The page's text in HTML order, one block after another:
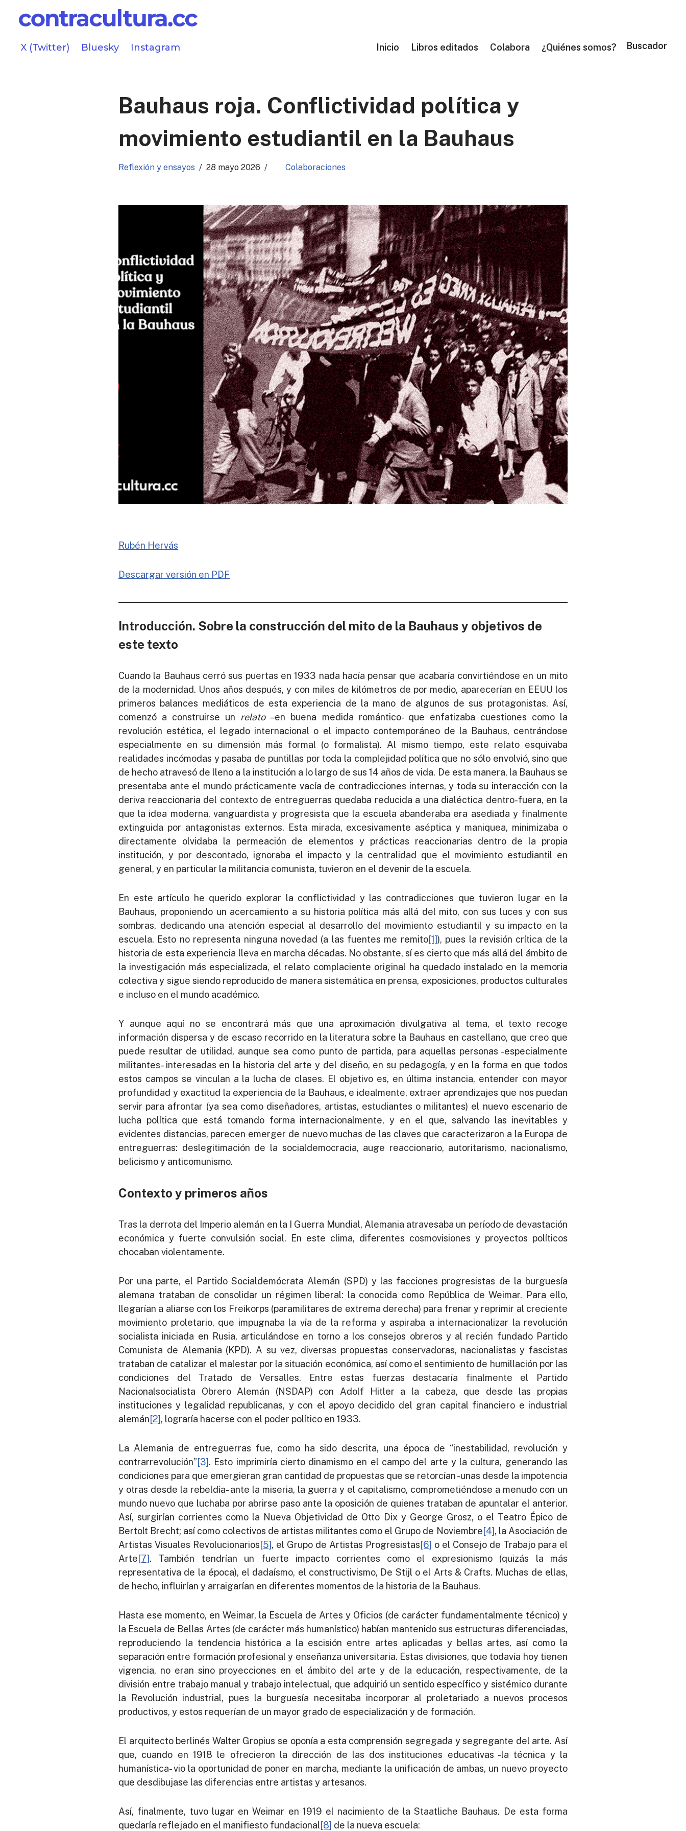
Saltar
contenido
X (Twitter) Bluesky Instagram Inicio Libros editados Colabora ¿Quiénes somos? Buscador
Bauhaus roja. Conflictividad política y
movimiento estudiantil en la Bauhaus
Reflexión y ensayos 28 mayo 2026 Colaboraciones
Rubén Hervás
Descargar versión en PDF
Introducción. Sobre la construcción del mito de la Bauhaus y objetivos de
este texto
Cuando la Bauhaus cerró sus puertas en 1933 nada hacía pensar que acabaría convirtiéndose en un mito
de la modernidad. Unos años después, y con miles de kilómetros de por medio, aparecerían en EEUU los
primeros balances mediáticos de esta experiencia de la mano de algunos de sus protagonistas. Así,
comenzó a construirse un relato –en buena medida romántico- que enfatizaba cuestiones como la
revolución estética, el legado internacional o el impacto contemporáneo de la Bauhaus, centrándose
especialmente en su dimensión más formal (o formalista). Al mismo tiempo, este relato esquivaba
realidades incómodas y pasaba de puntillas por toda la complejidad política que no sólo envolvió, sino que
de hecho atravesó de lleno a la institución a lo largo de sus 14 años de vida. De esta manera, la Bauhaus se
presentaba ante el mundo prácticamente vacía de contradicciones internas, y toda su interacción con la
deriva reaccionaria del contexto de entreguerras quedaba reducida a una dialéctica dentro-fuera, en la
que la idea moderna, vanguardista y progresista que la escuela abanderaba era asediada y finalmente
extinguida por antagonistas externos. Esta mirada, excesivamente aséptica y maniquea, minimizaba o
directamente olvidaba la permeación de elementos y prácticas reaccionarias dentro de la propia
institución, y por descontado, ignoraba el impacto y la centralidad que el movimiento estudiantil en
general, y en particular la militancia comunista, tuvieron en el devenir de la escuela.
En este artículo he querido explorar la conflictividad y las contradicciones que tuvieron lugar en la
Bauhaus, proponiendo un acercamiento a su historia política más allá del mito, con sus luces y con sus
sombras, dedicando una atención especial al desarrollo del movimiento estudiantil y su impacto en la
escuela. Esto no representa ninguna novedad (a las fuentes me remito[1]), pues la revisión crítica de la
historia de esta experiencia lleva en marcha décadas. No obstante, sí es cierto que más allá del ámbito de
la investigación más especializada, el relato complaciente original ha quedado instalado en la memoria
colectiva y sigue siendo reproducido de manera sistemática en prensa, exposiciones, productos culturales
e incluso en el mundo académico.
Y aunque aquí no se encontrará más que una aproximación divulgativa al tema, el texto recoge
información dispersa y de escaso recorrido en la literatura sobre la Bauhaus en castellano, que creo que
puede resultar de utilidad, aunque sea como punto de partida, para aquellas personas -especialmente
militantes- interesadas en la historia del arte y del diseño, en su pedagogía, y en la forma en que todos
estos campos se vinculan a la lucha de clases. El objetivo es, en última instancia, entender con mayor
profundidad y exactitud la experiencia de la Bauhaus, e idealmente, extraer aprendizajes que nos puedan
servir para afrontar (ya sea como diseñadores, artistas, estudiantes o militantes) el nuevo escenario de
lucha política que está tomando forma internacionalmente, y en el que, salvando las inevitables y
evidentes distancias, parecen emerger de nuevo muchas de las claves que caracterizaron a la Europa de
entreguerras: deslegitimación de la socialdemocracia, auge reaccionario, autoritarismo, nacionalismo,
belicismo y anticomunismo.
Contexto y primeros años
Tras la derrota del Imperio alemán en la I Guerra Mundial, Alemania atravesaba un período de devastación
económica y fuerte convulsión social. En este clima, diferentes cosmovisiones y proyectos políticos
chocaban violentamente.
Por una parte, el Partido Socialdemócrata Alemán (SPD) y las facciones progresistas de la burguesía
alemana trataban de consolidar un régimen liberal: la conocida como República de Weimar. Para ello,
llegarían a aliarse con los Freikorps (paramilitares de extrema derecha) para frenar y reprimir al creciente
movimiento proletario, que impugnaba la vía de la reforma y aspiraba a internacionalizar la revolución
socialista iniciada en Rusia, articulándose en torno a los consejos obreros y al recién fundado Partido
Comunista de Alemania (KPD). A su vez, diversas propuestas conservadoras, nacionalistas y fascistas
trataban de catalizar el malestar por la situación económica, así como el sentimiento de humillación por las
condiciones del Tratado de Versalles. Entre estas fuerzas destacaría finalmente el Partido
Nacionalsocialista Obrero Alemán (NSDAP) con Adolf Hitler a la cabeza, que desde las propias
instituciones y legalidad republicanas, y con el apoyo decidido del gran capital financiero e industrial
alemán[2], lograría hacerse con el poder político en 1933.
La Alemania de entreguerras fue, como ha sido descrita, una época de “inestabilidad, revolución y
contrarrevolución”[3]. Esto imprimiría cierto dinamismo en el campo del arte y la cultura, generando las
condiciones para que emergieran gran cantidad de propuestas que se retorcían -unas desde la impotencia
y otras desde la rebeldía- ante la miseria, la guerra y el capitalismo, comprometiéndose a menudo con un
mundo nuevo que luchaba por abrirse paso ante la oposición de quienes trataban de apuntalar el anterior.
Así, surgirían corrientes como la Nueva Objetividad de Otto Dix y George Grosz, o el Teatro Épico de
Bertolt Brecht; así como colectivos de artistas militantes como el Grupo de Noviembre[4], la Asociación de
Artistas Visuales Revolucionarios[5], el Grupo de Artistas Progresistas[6] o el Consejo de Trabajo para el
Arte[7]. También tendrían un fuerte impacto corrientes como el expresionismo (quizás la más
representativa de la época), el dadaísmo, el constructivismo, De Stijl o el Arts & Crafts. Muchas de ellas,
de hecho, influirían y arraigarían en diferentes momentos de la historia de la Bauhaus.
Hasta ese momento, en Weimar, la Escuela de Artes y Oficios (de carácter fundamentalmente técnico) y
la Escuela de Bellas Artes (de carácter más humanístico) habían mantenido sus estructuras diferenciadas,
reproduciendo la tendencia histórica a la escisión entre artes aplicadas y bellas artes, así como la
separación entre formación profesional y enseñanza universitaria. Estas divisiones, que todavía hoy tienen
vigencia, no eran sino proyecciones en el ámbito del arte y de la educación, respectivamente, de la
división entre trabajo manual y trabajo intelectual, que adquirió un sentido específico y sistémico durante
la Revolución industrial, pues la burguesía necesitaba incorporar al proletariado a nuevos procesos
productivos, y estos requerían de un mayor grado de especialización y de formación.
El arquitecto berlinés Walter Gropius se oponía a esta comprensión segregada y segregante del arte. Así
que, cuando en 1918 le ofrecieron la dirección de las dos instituciones educativas -la técnica y la
humanística- vio la oportunidad de poner en marcha, mediante la unificación de ambas, un nuevo proyecto
que desdibujase las diferencias entre artistas y artesanos.
Así, finalmente, tuvo lugar en Weimar en 1919 el nacimiento de la Staatliche Bauhaus. De esta forma
quedaría reflejado en el manifiesto fundacional[8] de la nueva escuela: